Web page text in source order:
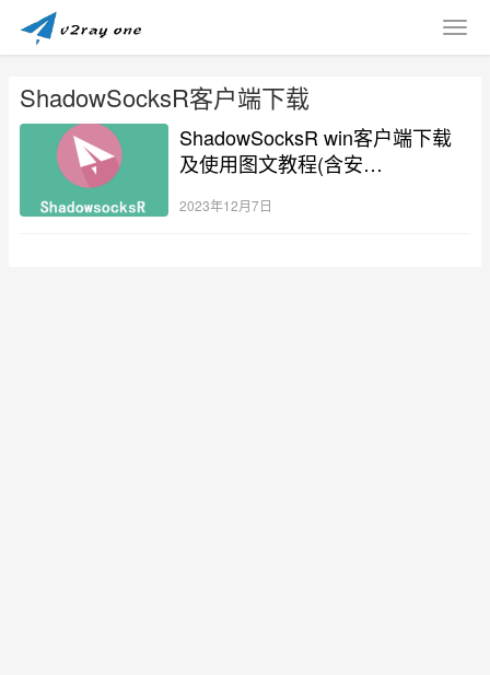
ShadowSocksR客户端下载
ShadowSocksR win客户端下载
及使用图文教程(含安
2023年12月7日